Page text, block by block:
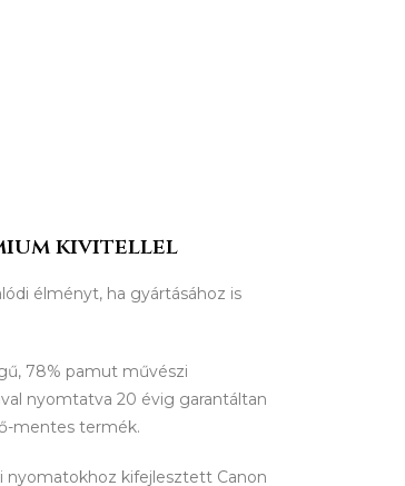
kivitellel
élményt, ha gyártásához is
78% pamut művészi
nyomtatva 20 évig garantáltan
mentes termék.
nyomatokhoz kifejlesztett Canon